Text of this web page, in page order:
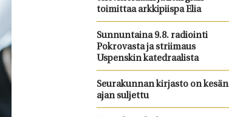
toimittaa arkkipiispa Elia
Sunnuntaina 9.8. radiointi
Pokrovasta ja striimaus
Uspenskin katedraalista
Seurakunnan kirjasto on kesän
ajan suljettu